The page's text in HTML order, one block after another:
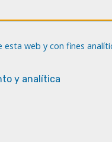
web y con fines
y analítica